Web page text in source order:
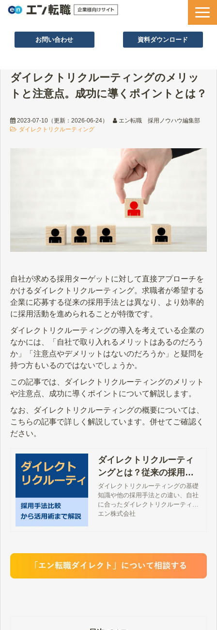
お問い合わせ 資料ダウンロード
採用ノウハウ
採用事例
セミナー情報
お役立ち資料
ダイレクトリクルーティングのメリッ
トと注意点。成功に導くポイントとは？
2023-07-10 （更新： 2026-06-24）
エン転職 採用ノウハウ編集部
ダイレクトリクルーティング
自社が求める採用ターゲットに対して直接アプローチを
かけるダイレクトリクルーティング。求職者が希望する
企業に応募する従来の採用手法とは異なり、より効率的
に採用活動を進められることが特徴です。
ダイレクトリクルーティングの導入を考えている企業の
なかには、「自社で取り入れるメリットはあるのだろう
か」「注意点やデメリットはないのだろうか」と疑問を
持つ方もいるのではないでしょうか。
この記事では、ダイレクトリクルーティングのメリット
や注意点、成功に導くポイントについて解説します。
なお、ダイレクトリクルーティングの概要については、
こちらの記事で詳しく解説しています。併せてご確認く
ださい。
ダイレクトリクルーティ
ングとは？従来の採用方
法との比較・サービスの
選び方
ダイレクトリクルーティングの基礎
知識や他の採用手法との違い、自社
に合ったダイレクトリクルーティン
グサービスの選び方まで徹底解説し
エン株式会社